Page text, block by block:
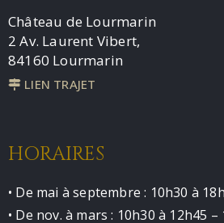
Château de Lourmarin
2 Av. Laurent Vibert,
84160 Lourmarin
LIEN TRAJET
HORAIRES
• De mai à septembre : 10h30 à
• De nov. à mars : 10h30 à 12h45